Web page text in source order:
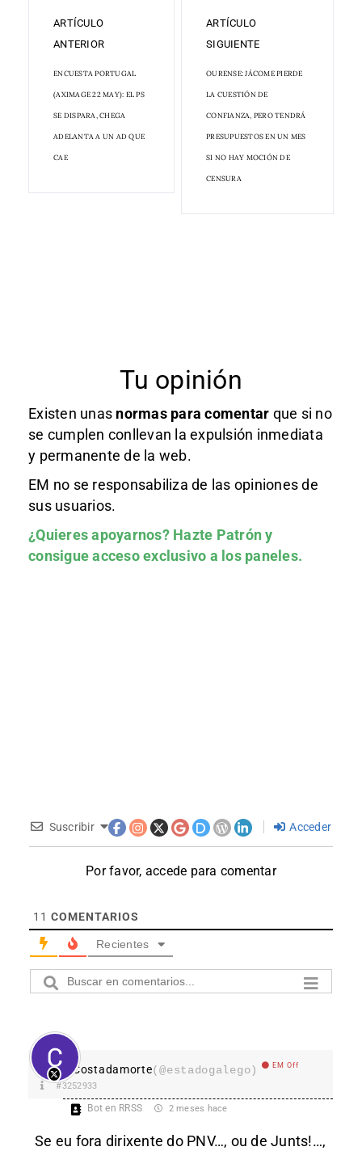
ARTÍCULO
ANTERIOR
ENCUESTA PORTUGAL
(AXIMAGE 22 MAY): EL PS
SE DISPARA, CHEGA
ADELANTA A UN AD QUE
CAE
ARTÍCULO
SIGUIENTE
OURENSE: JÁCOME PIERDE
LA CUESTIÓN DE
CONFIANZA, PERO TENDRÁ
PRESUPUESTOS EN UN MES
SI NO HAY MOCIÓN DE
CENSURA
Tu opinión
Existen unas normas para comentar que si no
se cumplen conllevan la expulsión inmediata
y permanente de la web.
EM no se responsabiliza de las opiniones de
sus usuarios.
¿Quieres apoyarnos? Hazte Patróny
consigue acceso exclusivo a los paneles.
Suscribir Acceder
Por favor, accede para comentar
11 COMENTARIOS
Recientes
Costadamorte(@estadogalego) EM Off
#3252933
Bot en RRSS 2 meses hace
Se eu fora dirixente do PNV…, ou de Junts!…,